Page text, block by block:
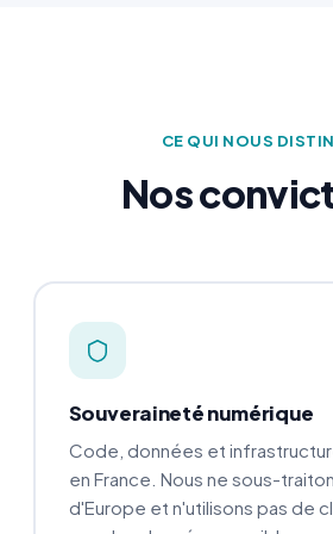
CE QUI NOUS
Nos
Souveraineté numérique
Code, données et
en France. Nous ne sous-
d'Europe et n'utilisons pas de